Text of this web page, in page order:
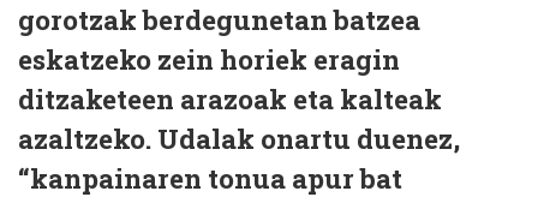
gorotzak berdegunetan batzea
eskatzeko zein horiek eragin
ditzaketeen arazoak eta kalteak
azaltzeko. Udalak onartu duenez,
“kanpainaren tonua apur bat